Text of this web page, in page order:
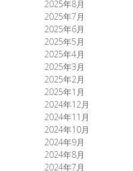
2025年8月
2025年7月
2025年6月
2025年5月
2025年4月
2025年3月
2025年2月
2025年1月
2024年12月
2024年11月
2024年10月
2024年9月
2024年8月
2024年7月